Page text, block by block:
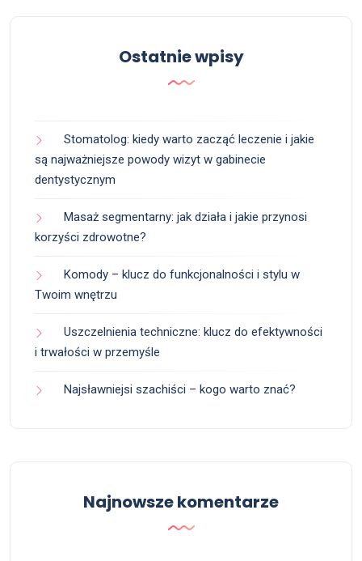
Ostatnie wpisy
Stomatolog: kiedy warto zacząć leczenie i jakie
są najważniejsze powody wizyt w gabinecie
dentystycznym
Masaż segmentarny: jak działa i jakie przynosi
korzyści zdrowotne?
Komody – klucz do funkcjonalności i stylu w
Twoim wnętrzu
Uszczelnienia techniczne: klucz do efektywności
i trwałości w przemyśle
Najsławniejsi szachiści – kogo warto znać?
Najnowsze komentarze